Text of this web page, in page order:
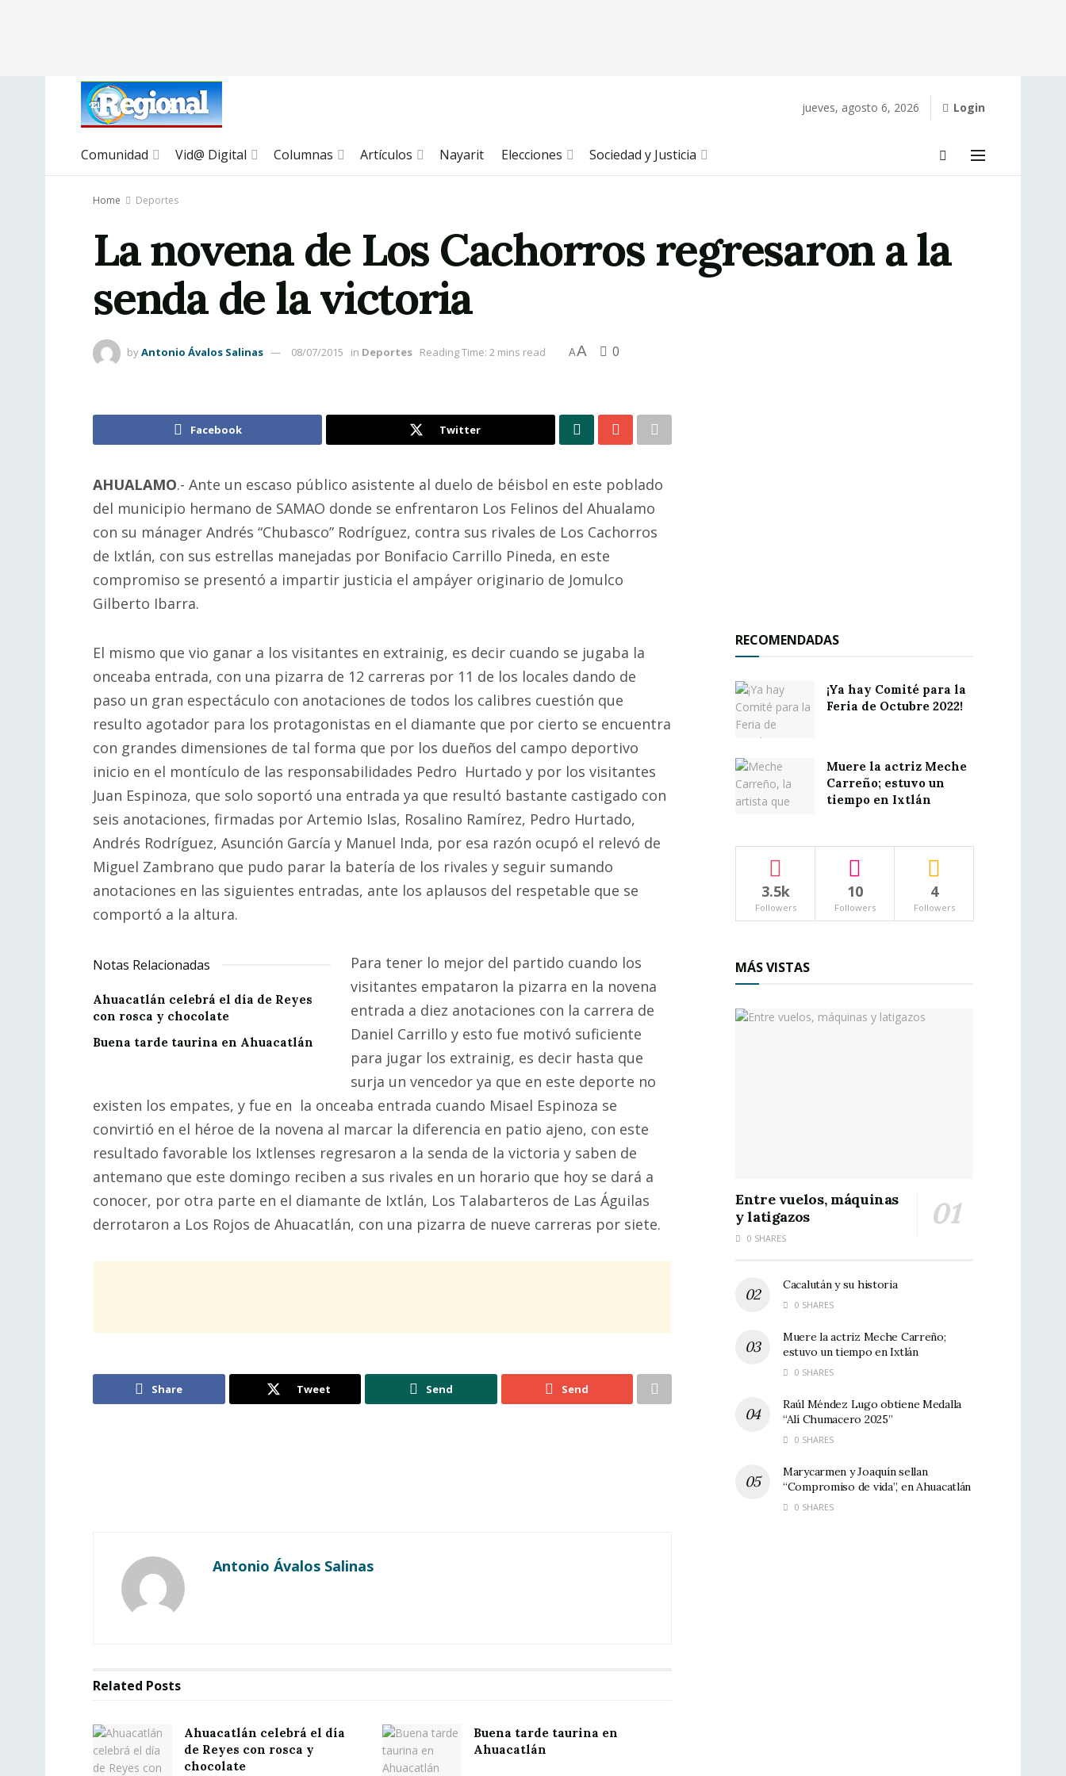
jueves, agosto 6, 2026 Login
Comunidad Vid@ Digital Columnas Artículos Nayarit Elecciones Sociedad y Justicia
Home Deportes
La novena de Los Cachorros regresaron a la
senda de la victoria
byAntonio Ávalos Salinas 08/07/2015 in Deportes Reading Time: 2 mins read AA 0
Facebook Twitter
AHUALAMO.- Ante un escaso público asistente al duelo de béisbol en este poblado
del municipio hermano de SAMAO donde se enfrentaron Los Felinos del Ahualamo
con su mánager Andrés “Chubasco” Rodríguez, contra sus rivales de Los Cachorros
de Ixtlán, con sus estrellas manejadas por Bonifacio Carrillo Pineda, en este
compromiso se presentó a impartir justicia el ampáyer originario de Jomulco
Gilberto Ibarra.
El mismo que vio ganar a los visitantes en extrainig, es decir cuando se jugaba la
onceaba entrada, con una pizarra de 12 carreras por 11 de los locales dando de
paso un gran espectáculo con anotaciones de todos los calibres cuestión que
resulto agotador para los protagonistas en el diamante que por cierto se encuentra
con grandes dimensiones de tal forma que por los dueños del campo deportivo
inicio en el montículo de las responsabilidades Pedro Hurtado y por los visitantes
Juan Espinoza, que solo soportó una entrada ya que resultó bastante castigado con
seis anotaciones, firmadas por Artemio Islas, Rosalino Ramírez, Pedro Hurtado,
Andrés Rodríguez, Asunción García y Manuel Inda, por esa razón ocupó el relevó de
Miguel Zambrano que pudo parar la batería de los rivales y seguir sumando
anotaciones en las siguientes entradas, ante los aplausos del respetable que se
comportó a la altura.
Notas Relacionadas
Ahuacatlán celebrá el día de Reyes
con rosca y chocolate
Buena tarde taurina en Ahuacatlán
Para tener lo mejor del partido cuando los
visitantes empataron la pizarra en la novena
entrada a diez anotaciones con la carrera de
Daniel Carrillo y esto fue motivó suficiente
para jugar los extrainig, es decir hasta que
surja un vencedor ya que en este deporte no
existen los empates, y fue en la onceaba entrada cuando Misael Espinoza se
convirtió en el héroe de la novena al marcar la diferencia en patio ajeno, con este
resultado favorable los Ixtlenses regresaron a la senda de la victoria y saben de
antemano que este domingo reciben a sus rivales en un horario que hoy se dará a
conocer, por otra parte en el diamante de Ixtlán, Los Talabarteros de Las Águilas
derrotaron a Los Rojos de Ahuacatlán, con una pizarra de nueve carreras por siete.
Share Tweet Send Send
Antonio Ávalos Salinas
Related Posts
Ahuacatlán celebrá el día
de Reyes con rosca y
chocolate
Buena tarde taurina en
Ahuacatlán
RECOMENDADAS
¡Ya hay Comité para la
Feria de Octubre 2022!
Muere la actriz Meche
Carreño; estuvo un
tiempo en Ixtlán
3.5k
Followers
10
Followers
4
Followers
MÁS VISTAS
Entre vuelos, máquinas
y latigazos
0 SHARES
Cacalután y su historia
0 SHARES
Muere la actriz Meche Carreño;
estuvo un tiempo en Ixtlán
0 SHARES
Raúl Méndez Lugo obtiene Medalla
“Alí Chumacero 2025”
0 SHARES
Marycarmen y Joaquín sellan
“Compromiso de vida”, en Ahuacatlán
0 SHARES